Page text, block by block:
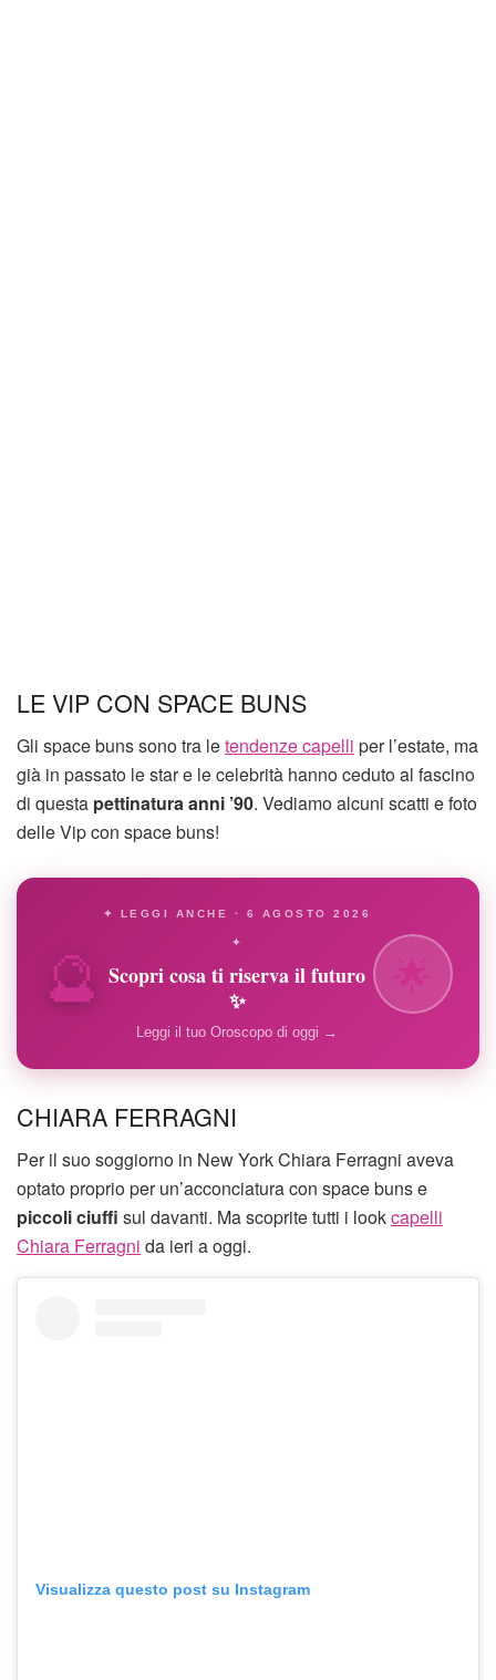
LE VIP CON SPACE BUNS
Gli space buns sono tra letendenze capelli per l’estate, ma
già in passato le star e le celebrità hanno ceduto al fascino
di questa pettinatura anni ’90. Vediamo alcuni scatti e foto
delle Vip con space buns!
🔮
✦ LEGGI ANCHE · 6 AGOSTO 2026
✦
Scopri cosa ti riserva il futuro
✨
Leggi il tuo Oroscopo di oggi →
CHIARA FERRAGNI
Per il suo soggiorno in New York Chiara Ferragni aveva
optato proprio per un’acconciatura con space buns e
piccoli ciuffi sul davanti. Ma scoprite tutti i lookcapelli
Chiara Ferragni da ieri a oggi.
Visualizza questo post su Instagram